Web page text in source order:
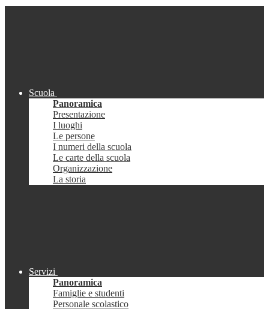
Scuola
Panoramica
Presentazione
I luoghi
Le persone
I numeri della scuola
Le carte della scuola
Organizzazione
La storia
Servizi
Panoramica
Famiglie e studenti
Personale scolastico